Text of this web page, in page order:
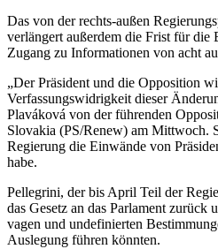
Das von der rechts-außen
verlängert außerdem die Frist für die
Zugang zu Informationen von acht
„Der Präsident und die Opposition
Verfassungswidrigkeit dieser
Plaváková von der führenden
Slovakia (PS/Renew) am Mittwoch.
Regierung die Einwände von
habe.
Pellegrini, der bis April Teil der
das Gesetz an das Parlament zurück
vagen und undefinierten
Auslegung führen könnten.